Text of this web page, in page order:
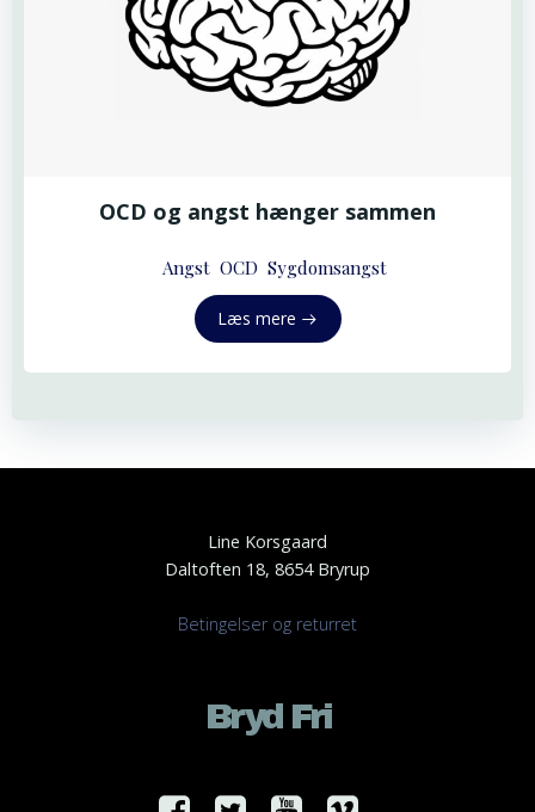
OCD og angst hænger sammen
Angst OCD Sygdomsangst
Læs mere
Line Korsgaard
Daltoften 18, 8654 Bryrup
Betingelser og returret
Bryd Fri